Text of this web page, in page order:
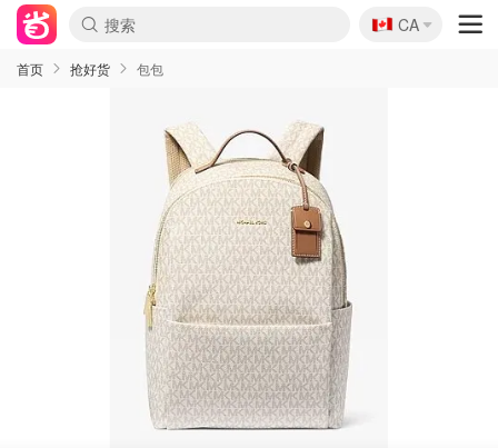
🇨🇦
CA
首页 抢好货 包包